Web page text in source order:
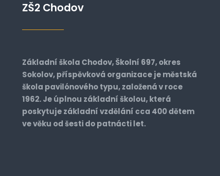
ZŠ2 Chodov
Základní škola Chodov, Školní 697, okres
Sokolov, příspěvková organizace je městská
škola pavilónového typu, založená v roce
1962. Je úplnou základní školou, která
poskytuje základní vzdělání cca 400 dětem
ve věku od šesti do patnácti let.